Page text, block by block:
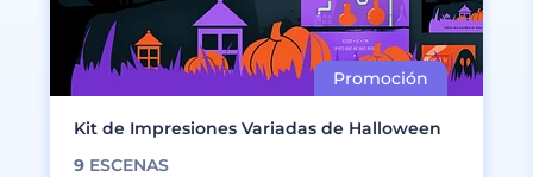
Kit de Impresiones Variadas de Halloween
9 ESCENAS